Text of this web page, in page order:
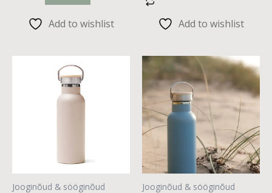
Add to wishlist Add to wishlist
Jooginõud & sööginõud Jooginõud & sööginõud